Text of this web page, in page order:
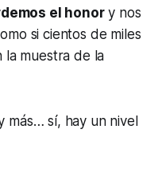
el honory nos
si cientos de miles
la muestra de la
más… sí, hay un nivel